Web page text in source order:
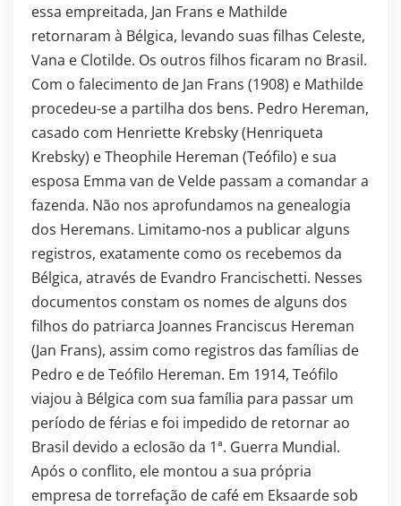
essa empreitada, Jan Frans e Mathilde
retornaram à Bélgica, levando suas filhas Celeste,
Vana e Clotilde. Os outros filhos ficaram no Brasil.
Com o falecimento de Jan Frans (1908) e Mathilde
procedeu-se a partilha dos bens. Pedro Hereman,
casado com Henriette Krebsky (Henriqueta
Krebsky) e Theophile Hereman (Teófilo) e sua
esposa Emma van de Velde passam a comandar a
fazenda. Não nos aprofundamos na genealogia
dos Heremans. Limitamo-nos a publicar alguns
registros, exatamente como os recebemos da
Bélgica, através de Evandro Francischetti. Nesses
documentos constam os nomes de alguns dos
filhos do patriarca Joannes Franciscus Hereman
(Jan Frans), assim como registros das famílias de
Pedro e de Teófilo Hereman. Em 1914, Teófilo
viajou à Bélgica com sua família para passar um
período de férias e foi impedido de retornar ao
Brasil devido a eclosão da 1ª. Guerra Mundial.
Após o conflito, ele montou a sua própria
empresa de torrefação de café em Eksaarde sob